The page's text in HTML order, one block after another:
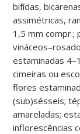
bifídas,
assimétricas,
1,5 mm compr.;
estaminadas
cimeiras ou
flores
(sub)sésseis;
amareladas;
inflorescências